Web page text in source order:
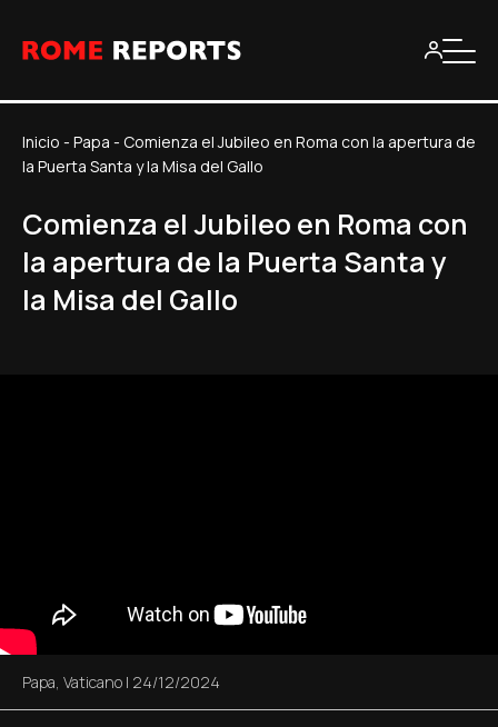
Inicio - Papa - Comienza el Jubileo en Roma con la apertura de
la Puerta Santa y la Misa del Gallo
Comienza el Jubileo en Roma con
la apertura de la Puerta Santa y
la Misa del Gallo
Papa, Vaticano | 24/12/2024